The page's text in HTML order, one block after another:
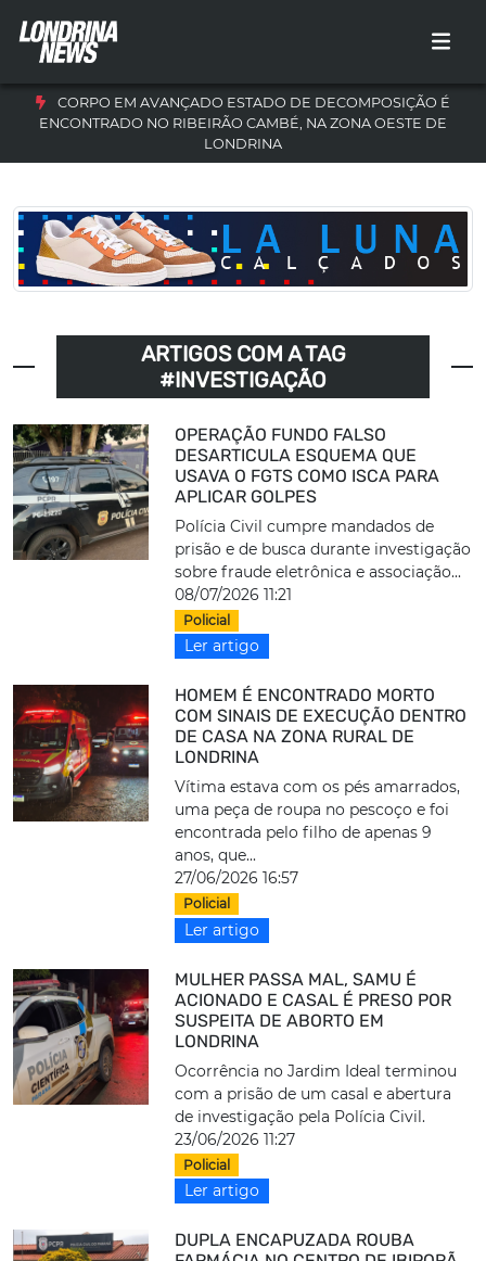
CORPO EM AVANÇADO ESTADO DE DECOMPOSIÇÃO É
ENCONTRADO NO RIBEIRÃO CAMBÉ, NA ZONA OESTE DE
LONDRINA
ARTIGOS COM A TAG
#INVESTIGAÇÃO
OPERAÇÃO FUNDO FALSO
DESARTICULA ESQUEMA QUE
USAVA O FGTS COMO ISCA PARA
APLICAR GOLPES
Polícia Civil cumpre mandados de
prisão e de busca durante investigação
sobre fraude eletrônica e associação...
08/07/2026 11:21
Policial
Ler artigo
HOMEM É ENCONTRADO MORTO
COM SINAIS DE EXECUÇÃO DENTRO
DE CASA NA ZONA RURAL DE
LONDRINA
Vítima estava com os pés amarrados,
uma peça de roupa no pescoço e foi
encontrada pelo filho de apenas 9
anos, que...
27/06/2026 16:57
Policial
Ler artigo
MULHER PASSA MAL, SAMU É
ACIONADO E CASAL É PRESO POR
SUSPEITA DE ABORTO EM
LONDRINA
Ocorrência no Jardim Ideal terminou
com a prisão de um casal e abertura
de investigação pela Polícia Civil.
23/06/2026 11:27
Policial
Ler artigo
DUPLA ENCAPUZADA ROUBA